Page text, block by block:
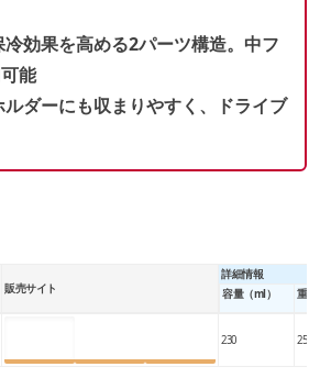
効果を高める2パーツ構造。中フ
能
ダーにも収まりやすく、ドライブ
販売サイト
詳細情報
容量（ml）
重
230 250